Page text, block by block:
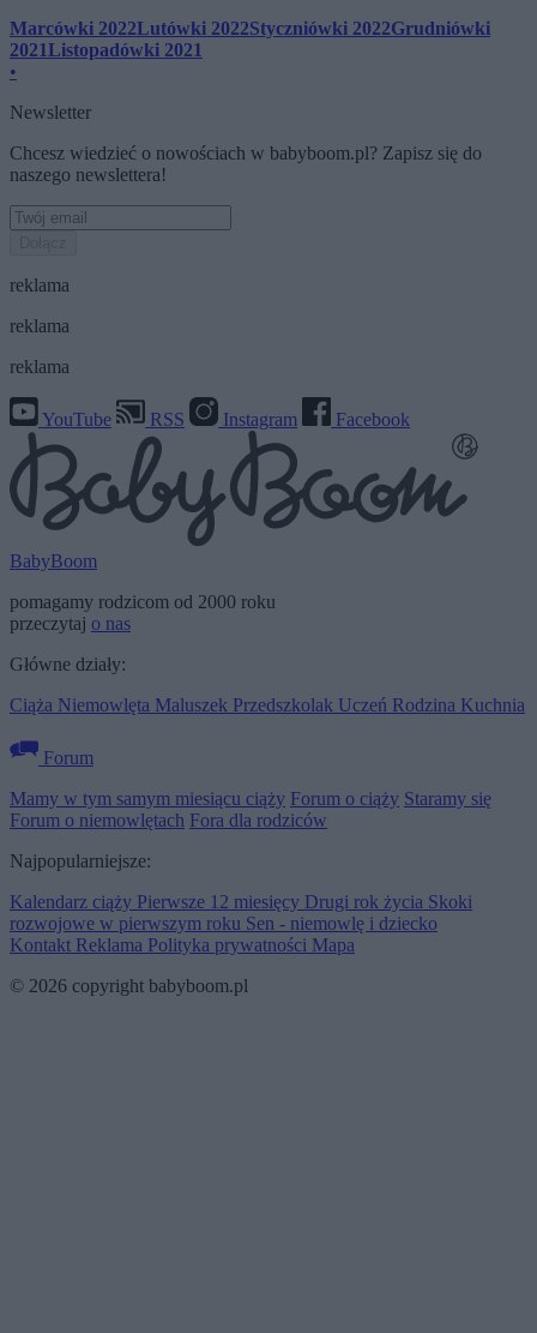
Marcówki 2022Lutówki 2022Styczniówki 2022Grudniówki
2021Listopadówki 2021
•
Newsletter
Chcesz wiedzieć o nowościach w babyboom.pl? Zapisz się do
naszego newslettera!
reklama
reklama
reklama
YouTube RSS Instagram Facebook
BabyBoom
pomagamy rodzicom od 2000 roku
przeczytaj o nas
Główne działy:
Ciąża Niemowlęta Maluszek Przedszkolak Uczeń Rodzina Kuchnia
Forum
Mamy w tym samym miesiącu ciąży Forum o ciąży Staramy się
Forum o niemowlętach Fora dla rodziców
Najpopularniejsze:
Kalendarz ciąży Pierwsze 12 miesięcy Drugi rok życia Skoki
rozwojowe w pierwszym roku Sen - niemowlę i dziecko
Kontakt Reklama Polityka prywatności Mapa
© 2026 copyright babyboom.pl